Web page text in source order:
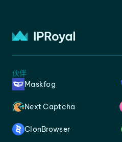
伙伴
Maskfog
Next Captcha
ClonBrowser